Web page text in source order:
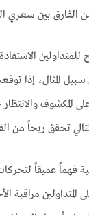
الفارق بين سعري
للمتداولين
سبيل المثال، إذا
المكشوف
تحقق ربحاً من
فهماً عميقاً
مراقبة